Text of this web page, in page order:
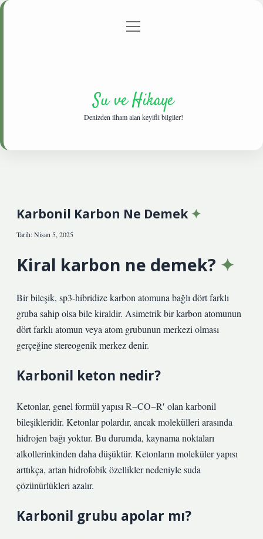
Gizlilik Politikası
menüyü
Su ve Hikaye
Denizden ilham alan keyifli bilgiler!
Karbonil Karbon Ne Demek
Tarih: Nisan 5, 2025
Kiral karbon ne demek?
Bir bileşik, sp3-hibridize karbon atomuna bağlı dört farklı
gruba sahip olsa bile kiraldir. Asimetrik bir karbon atomunun
dört farklı atomun veya atom grubunun merkezi olması
gerçeğine stereogenik merkez denir.
Karbonil keton nedir?
Ketonlar, genel formül yapısı R−CO−R′ olan karbonil
bileşikleridir. Ketonlar polardır, ancak molekülleri arasında
hidrojen bağı yoktur. Bu durumda, kaynama noktaları
alkollerinkinden daha düşüktür. Ketonların moleküler yapısı
arttıkça, artan hidrofobik özellikler nedeniyle suda
çözünürlükleri azalır.
Karbonil grubu apolar mı?